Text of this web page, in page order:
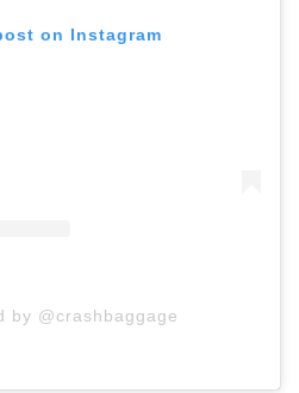
on Instagram
by @crashbaggage